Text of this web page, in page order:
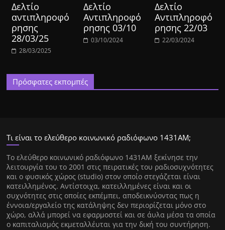
Δελτίο
αντιπληροφό
ρησης
28/03/25
28/03/2025
Δελτίο
Αντιπληροφό
ρησης 03/10
03/10/2024
Δελτίο
Αντιπληροφό
ρησης 22/03
22/03/2024
Πρόσφατες εκπομπές
Τι είναι το ελεύθερο κοινωνικό ραδιόφωνο 1431ΑΜ;
Tο ελεύθερο κοινωνικό ραδιόφωνο 1431AM ξεκίνησε την
λειτουργία του το 2001 στις πειρατικές του ραδιοσυχνότητες
και ο φυσικός χώρος (studio) στον οποίο στεγάζεται είναι
κατειλλημένος. Αντίστοιχα, κατειλλημένες είναι και οι
συχνότητες στις οποίες εκπέμπει, αποδεικνύοντας πως η
έννοια/εργαλείο της κατάληψης δεν περιορίζεται μόνο στο
χώρο, αλλά μπορεί να εφαρμοστεί και σε άυλα μέσα τα οποία
ο καπιταλισμός εκμεταλλέυται για την δική του συντήρηση.